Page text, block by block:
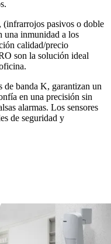
, (infrarrojos pasivos o doble
una inmunidad a los
calidad/precio
son la solución ideal
de banda K, garantizan un
en una precisión sin
alarmas. Los sensores
de seguridad y